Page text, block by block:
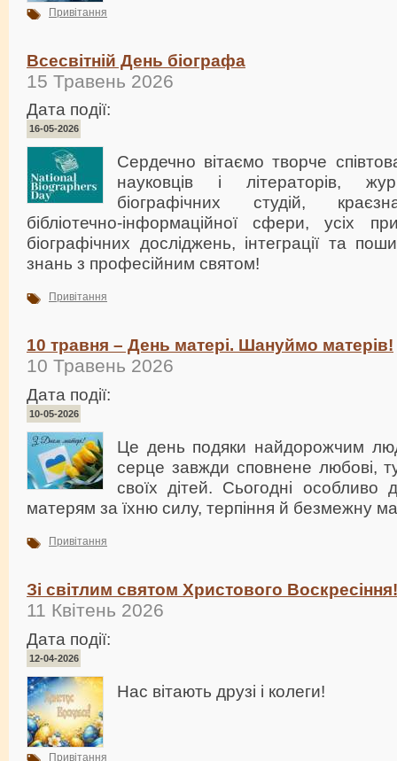
Привітання
Всесвітній День біографа
15 Травень 2026
Дата події:
16-05-2026
Сердечно вітаємо творче
науковців і літераторів,
біографічних студій,
бібліотечно-інформаційної сфери, усіх
біографічних досліджень, інтеграції та
знань з професійним святом!
Привітання
10 травня – День матері. Шануймо матерів!
10 Травень 2026
Дата події:
10-05-2026
Це день подяки найдорожчим
серце завжди сповнене любові,
своїх дітей. Сьогодні особливо
матерям за їхню силу, терпіння й безмежну
Привітання
Зі світлим святом Христового Воскресіння!
11 Квітень 2026
Дата події:
12-04-2026
Нас вітають друзі і колеги!
Привітання